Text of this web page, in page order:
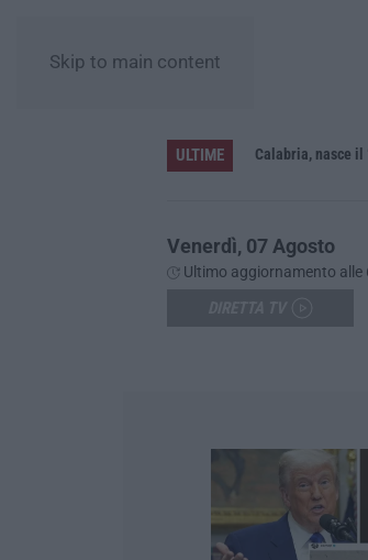
Skip to main content
ULTIME Calabria, nasce
Venerdì, 07 Agosto
Ultimo aggiornamento alle